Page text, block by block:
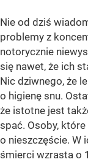
Nie od dziś
problemy z
notorycznie
się nawet, że ich
Nic dziwnego, że
o higienę snu.
że istotne jest
spać. Osoby,
o nieszczęście. W
śmierci wzrasta o